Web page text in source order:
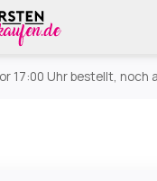
17:00 Uhr bestellt, noch